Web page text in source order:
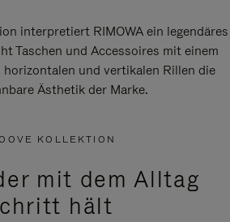
interpretiert RIMOWA ein legendäres
Taschen und Accessoires mit einem
und vertikalen Rillen die
Ästhetik der Marke.
KOLLEKTION
mit dem Alltag
hält